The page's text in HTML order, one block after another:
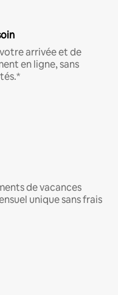
arrivée et de
en ligne, sans
de vacances
unique sans frais